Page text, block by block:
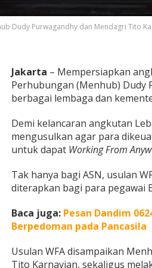
l
A
a
n
P
a
w
a
B
U
M
W
o
k
i
Dudy Purwagandhy dan Mendagri Tito
Jakarta – Mempersiapkan
Perhubungan (Menhub) Dudy
berbagai lembaga dan
Demi kelancaran angkutan
mengusulkan agar para
untuk dapat Working From
Tak hanya bagi ASN, usulan
diterapkan bagi para pegawai
Baca juga: Pesan Dandim
Berpedoman pada Pancasila
Usulan WFA disampaikan
Tito Karnavian, sekaligus